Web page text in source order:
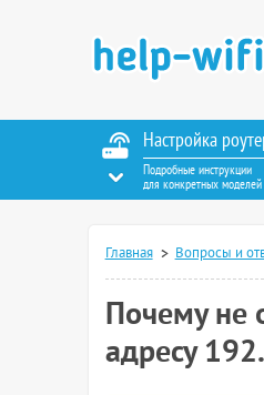
Настройка
Подробные инструкции
для конкретных моделей
Главная Вопросы и
Почему не
адресу